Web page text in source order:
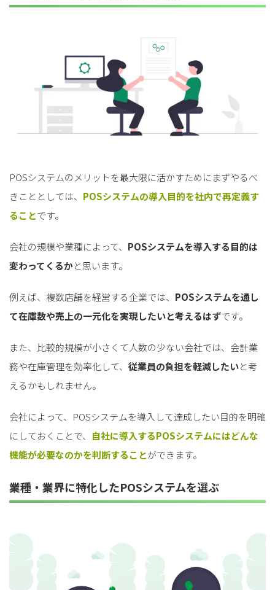
POSシステムのメリットを最大限に活かすためにまずやるべ
きこととしては、 POSシステムの導入目的を社内で再定義す
ることです。
会社の規模や業種によって、 POSシステムを導入する目的は
変わってくるかと思います。
例えば、複数店舗を経営する企業では、 POSシステムを通し
て在庫数や売上の一元化を実現したいと考えるはずです。
また、比較的規模が小さくて人数の少ない会社では、会計業
務や在庫管理を効率化して、 従業員の負担を軽減したいと考
えるかもしれません。
会社によって、POSシステムを導入して達成したい目的を明確
にしておくことで、
自社に導入するPOSシステムにはどんな
機能が必要なのかを判断することができます。
業種・業界に特化したPOSシステムを選ぶ